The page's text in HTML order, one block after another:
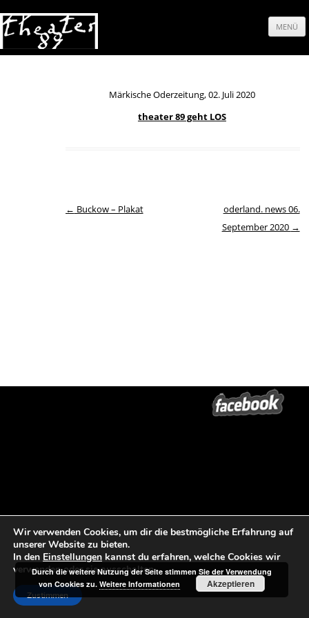
MENÜ
Springe
Märkische Oderzeitung, 02. Juli 2020
theater 89 geht LOS
Beitrags-Navigation
← Buckow – Plakat
oderland. news 06.
September 2020 →
Wir verwenden Cookies, um dir die bestmögliche Erfahrung auf
unserer Website zu bieten.
In den Einstellungen kannst du erfahren, welche Cookies wir
verwenden oder sie ausschalten.
Zustimmen
Durch die weitere Nutzung der Seite stimmen Sie der Verwendung
von Cookies zu.Weitere Informationen Akzeptieren